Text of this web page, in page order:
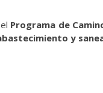
Programa de
y